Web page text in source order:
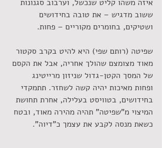
איזה משהו קליט שנכשל, וערבוב סגנונות
ששוב מדגיש – את טובה בחידושים
ושטיקים, בחומרים מקוריים – פחות.
שפיטה (רותם שפי) היא להיט בקרב סקטור
מאוד מצומצם שהולך אחריה, אבל את הקסם
של המסך הקטן-גדול שניזון מרייטינג
ופחות מאיכות יהיה קשה לשחזר. תתמקדי
בחידושים, בטוויסט בעלילה, אחרת תחושת
המיצוי מ"שפיטה" תהיה מהירה מאוד, ובטח
כשאת מנסה לקבע את עצמך כ"דיוה".